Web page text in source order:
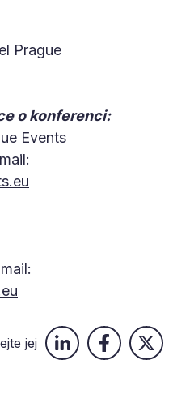
Prague
o konferenci:
Events
jej